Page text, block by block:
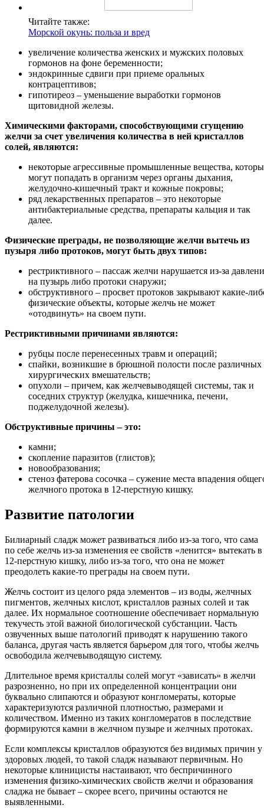
Читайте также:
Морской окунь: польза и вред
увеличение количества женских и мужских половых
гормонов на фоне беременности;
эндокринные сдвиги при приеме оральных
контрацептивов;
гипотиреоз – уменьшение выработки гормонов
щитовидной железы.
Химическими факторами, способствующими сгущению
желчи за счет увеличения количества в ней кристаллов
солей, являются:
некоторые агрессивные промышленные вещества,
могут попадать в организм через органы дыхания,
желудочно-кишечный тракт и кожные покровы;
ряд лекарственных препаратов – это некоторые
антибактериальные средства, препараты кальция и так
далее.
Физические преграды, не позволяющие желчи вытечь из
пузыря либо протоков, могут быть двух типов:
рестриктивного – пассаж желчи нарушается из-за
на пузырь либо протоки снаружи;
обструктивного – просвет протоков закрывают какие-
физические объекты, которые желчь не может
«отодвинуть» на своем пути.
Рестриктивными причинами являются:
рубцы после перенесенных травм и операций;
спайки, возникшие в брюшной полости после различных
хирургических вмешательств;
опухоли – причем, как желчевыводящей системы, так и
соседних структур (желудка, кишечника, печени,
поджелудочной железы).
Обструктивные причины – это:
камни;
скопление паразитов (глистов);
новообразования;
стеноз фатерова сосочка – сужение места впадения
желчного протока в 12-перстную кишку.
Развитие патологии
Билиарный сладж может развиваться либо из-за того, что сама
по себе желчь из-за изменения ее свойств «ленится» вытекать в
12-перстную кишку, либо из-за того, что она не может
преодолеть какие-то преграды на своем пути.
Желчь состоит из целого ряда элементов – из воды, желчных
пигментов, желчных кислот, кристаллов разных солей и так
далее. Их нормальное соотношение обеспечивает нормальную
текучесть этой важной биологической субстанции. Часть
озвученных выше патологий приводят к нарушению такого
баланса, другая часть является барьером для того, чтобы желчь
освободила желчевыводящую систему.
Длительное время кристаллы солей могут «зависать» в желчи
разрозненно, но при их определенной концентрации они
буквально слипаются и образуют конгломераты, которые
характеризуются различной плотностью, размерами и
количеством. Именно из таких конгломератов в последствие
формируются камни в желчном пузыре и желчных протоках.
Если комплексы кристаллов образуются без видимых причин у
здоровых людей, то такой сладж называют первичным. Но
некоторые клиницисты настаивают, что беспричинного
изменения физико-химических свойств желчи и образования
сладжа не бывает – скорее всего, причины остаются не
выявленными.